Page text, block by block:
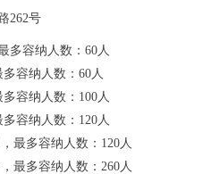
262号
多容纳人数：60人
容纳人数：60人
容纳人数：100人
容纳人数：120人
最多容纳人数：120人
最多容纳人数：260人